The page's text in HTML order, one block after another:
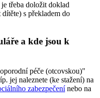
třeba doložit doklad
s překladem do
a kde jsou k
péče (otcovskou)"
jej naleznete (ke stažení) na
zabezpečenínebo na